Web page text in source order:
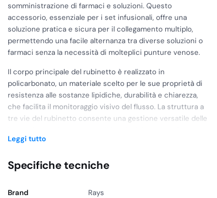
somministrazione di farmaci e soluzioni. Questo
accessorio, essenziale per i set infusionali, offre una
soluzione pratica e sicura per il collegamento multiplo,
permettendo una facile alternanza tra diverse soluzioni o
farmaci senza la necessità di molteplici punture venose.
Il corpo principale del rubinetto è realizzato in
policarbonato, un materiale scelto per le sue proprietà di
resistenza alle sostanze lipidiche, durabilità e chiarezza,
che facilita il monitoraggio visivo del flusso. La struttura a
tre vie del rubinetto consente una gestione versatile delle
garantiscono connessioni sicure e prive di perdite con
Ogni via del rubinetto è equipaggiata con cappucci in
aggiuntiva quando non in uso e mantenendo la sterilità del
Leggi tutto
Specifiche tecniche
Brand Rays